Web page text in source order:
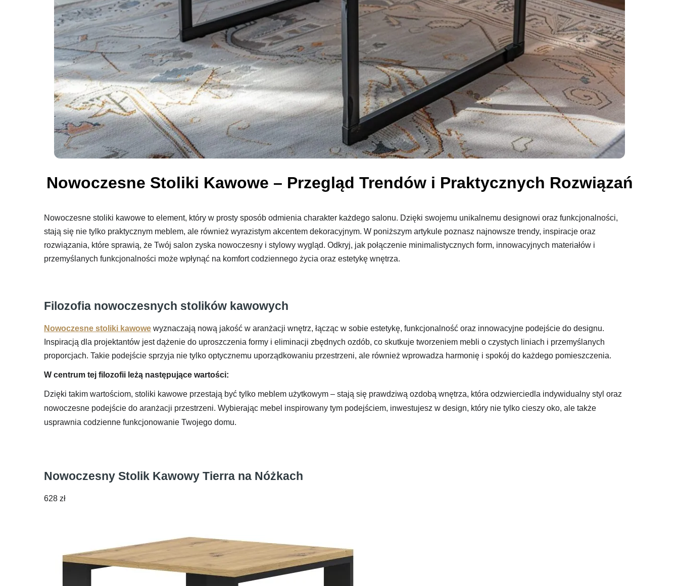
Nowoczesne Stoliki Kawowe – Przegląd Trendów i Praktycznych Rozwiązań
Nowoczesne stoliki kawowe to element, który w prosty sposób odmienia charakter każdego salonu. Dzięki swojemu unikalnemu designowi oraz funkcjonalności,
stają się nie tylko praktycznym meblem, ale również wyrazistym akcentem dekoracyjnym. W poniższym artykule poznasz najnowsze trendy, inspiracje oraz
rozwiązania, które sprawią, że Twój salon zyska nowoczesny i stylowy wygląd. Odkryj, jak połączenie minimalistycznych form, innowacyjnych materiałów i
przemyślanych funkcjonalności może wpłynąć na komfort codziennego życia oraz estetykę wnętrza.
Filozofia nowoczesnych stolików kawowych
Nowoczesne stoliki kawowe wyznaczają nową jakość w aranżacji wnętrz, łącząc w sobie estetykę, funkcjonalność oraz innowacyjne podejście do designu.
Inspiracją dla projektantów jest dążenie do uproszczenia formy i eliminacji zbędnych ozdób, co skutkuje tworzeniem mebli o czystych liniach i przemyślanych
proporcjach. Takie podejście sprzyja nie tylko optycznemu uporządkowaniu przestrzeni, ale również wprowadza harmonię i spokój do każdego pomieszczenia.
W centrum tej filozofii leżą następujące wartości:
Dzięki takim wartościom, stoliki kawowe przestają być tylko meblem użytkowym – stają się prawdziwą ozdobą wnętrza, która odzwierciedla indywidualny styl oraz
nowoczesne podejście do aranżacji przestrzeni. Wybierając mebel inspirowany tym podejściem, inwestujesz w design, który nie tylko cieszy oko, ale także
usprawnia codzienne funkcjonowanie Twojego domu.
Nowoczesny Stolik Kawowy Tierra na Nóżkach
628 zł